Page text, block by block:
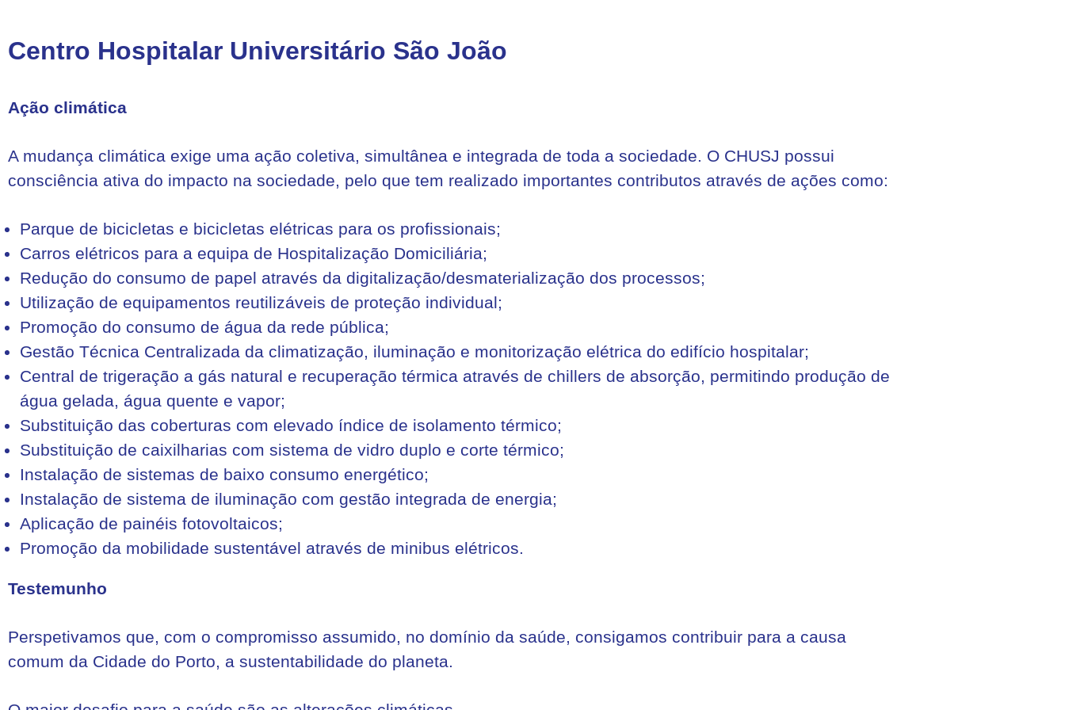
Centro Hospitalar Universitário São João
Ação climática
A mudança climática exige uma ação coletiva, simultânea e integrada de toda a sociedade. O CHUSJ possui
consciência ativa do impacto na sociedade, pelo que tem realizado importantes contributos através de ações como:
Parque de bicicletas e bicicletas elétricas para os profissionais;
Carros elétricos para a equipa de Hospitalização Domiciliária;
Redução do consumo de papel através da digitalização/desmaterialização dos processos;
Utilização de equipamentos reutilizáveis de proteção individual;
Promoção do consumo de água da rede pública;
Gestão Técnica Centralizada da climatização, iluminação e monitorização elétrica do edifício hospitalar;
Central de trigeração a gás natural e recuperação térmica através de chillers de absorção, permitindo produção de
água gelada, água quente e vapor;
Substituição das coberturas com elevado índice de isolamento térmico;
Substituição de caixilharias com sistema de vidro duplo e corte térmico;
Instalação de sistemas de baixo consumo energético;
Instalação de sistema de iluminação com gestão integrada de energia;
Aplicação de painéis fotovoltaicos;
Promoção da mobilidade sustentável através de minibus elétricos.
Testemunho
Perspetivamos que, com o compromisso assumido, no domínio da saúde, consigamos contribuir para a causa
comum da Cidade do Porto, a sustentabilidade do planeta.